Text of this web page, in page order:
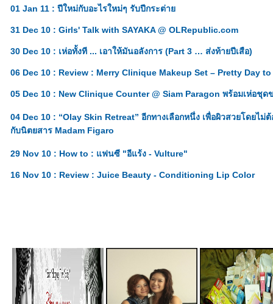
01 Jan 11 : ปีใหม่กับอะไรใหม่ๆ รับปีกระต่า
31 Dec 10 : Girls' Talk with SAYAKA @ OLRepublic.com
30 Dec 10 : เห่อทั้งที ... เอาให้มันอลังการ (Part 3 … ส่งท้ายปีเสือ)
06 Dec 10 : Review : Merry Clinique Makeup Set – Pretty Day
05 Dec 10 : New Clinique Counter @ Siam Paragon พร้อมเห่อชุ
04 Dec 10 : “Olay Skin Retreat” อีกทางเลือกหนึ่ง เพื่อผิวสวยโดยไม่
กับนิตยสาร Madam Figaro
29 Nov 10 : How to : แฟนซี "อีแร้ง - Vulture"
16 Nov 10 : Review : Juice Beauty - Conditioning Lip Color